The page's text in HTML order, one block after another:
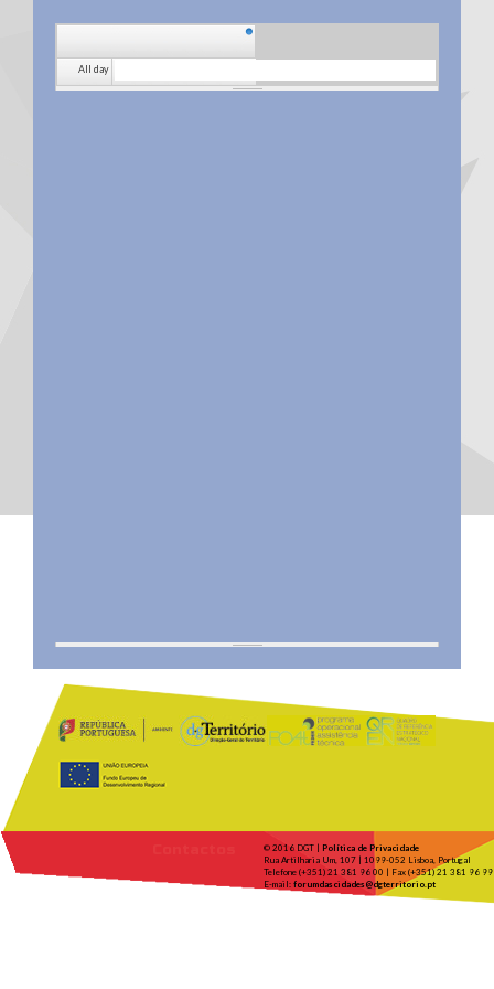
All day
© 2016 DGT | Política de Privacidade
Rua Artilharia Um, 107 | 1099-052 Lisboa, Portugal
Telefone (+351) 21 381 96 00 | Fax (+351) 21 381 96 99
E-mail: forumdascidades@dgterritorio.pt